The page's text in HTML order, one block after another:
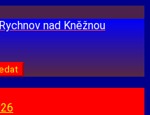
nad Kněžnou